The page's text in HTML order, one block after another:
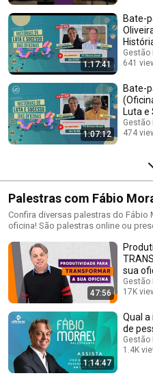
1:17:41
Bate-
Gestão
641
1:07:12
Bate-
Luta e
Gestão
474
Palestras com Fábio
Confira diversas palestras do
oficina! São palestras online ou
47:56
sua
Gestão
17K
1:14:47
Qual
de
Gestão
1.4K